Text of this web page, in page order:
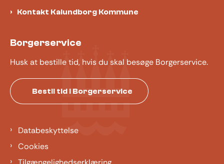
Kontakt Kalundborg Kommune
Borgerservice
Husk at bestille tid, hvis du skal besøge Borgerservice.
Bestil tid i Borgerservice
Databeskyttelse
Cookies